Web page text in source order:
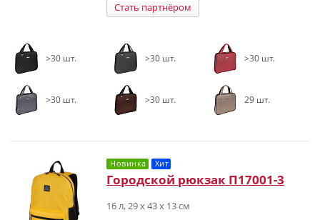
Стать партнёром
>30 шт. >30 шт. >30 шт.
>30 шт. >30 шт. 29 шт.
Новинка Хит
Городской рюкзак П17001-3
16 л, 29 x 43 x 13 см